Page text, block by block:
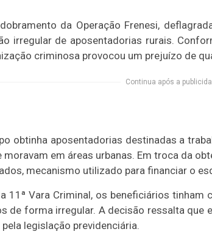
da Operação Frenesi,
irregular de aposentadorias rurais.
criminosa provocou um prejuízo de
Continua após a
obtinha aposentadorias destinadas a
moravam em áreas urbanas. Em troca da
mecanismo utilizado para financiar o
11ª Vara Criminal, os beneficiários
de forma irregular. A decisão ressalta
legislação previdenciária.